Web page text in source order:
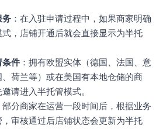
务 ：在入驻申请过程中，如果商家明确
，店铺开通后就会直接显示为半托
条件 ：拥有欧盟实体（德国、法国、意
荷兰等）或在美国有本地仓储的商
请进入半托管模式。
部分商家在运营一段时间后，根据业务
审核通过后店铺状态会更新为半托